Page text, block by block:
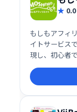
0.0
もしもアフィ
イトサービス
現し、初心者
供やホームペ
も、手軽にア
す。